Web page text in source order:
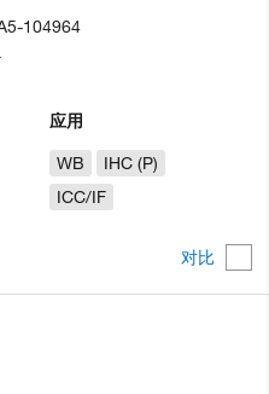
对比
应用
WB
IHC (P)
ICC/IF
104964